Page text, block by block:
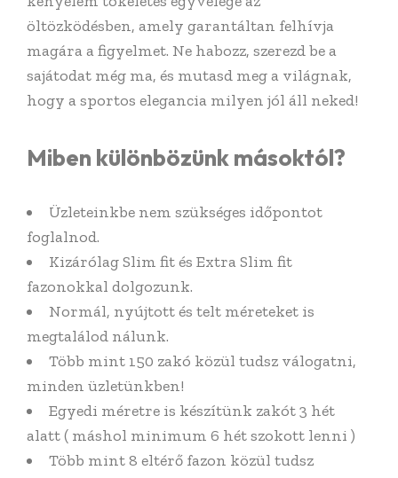
öltözködésben, amely garantáltan felhívja
magára a figyelmet. Ne habozz, szerezd be a
sajátodat még ma, és mutasd meg a világnak,
hogy a sportos elegancia milyen jól áll neked!
Miben különbözünk másoktól?
Üzleteinkbe nem szükséges időpontot
foglalnod.
Kizárólag Slim fit és Extra Slim fit
fazonokkal dolgozunk.
Normál, nyújtott és telt méreteket is
megtalálod nálunk.
Több mint 150 zakó közül tudsz válogatni,
minden üzletünkben!
Egyedi méretre is készítünk zakót 3 hét
alatt ( máshol minimum 6 hét szokott lenni )
Több mint 8 eltérő fazon közül tudsz